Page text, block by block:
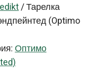
/Тарелка
(Optimo
Оптимо